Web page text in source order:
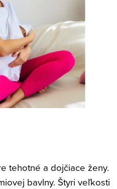
tehotné a dojčiace ženy.
bavlny. Štyri veľkosti